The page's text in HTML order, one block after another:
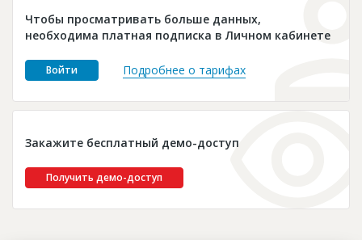
Платные услуги
Пресс-релизы
Чтобы просматривать больше данных,
необходима платная подписка в Личном кабинете
Войти Подробнее о тарифах
Закажите бесплатный демо-доступ
Получить демо-доступ